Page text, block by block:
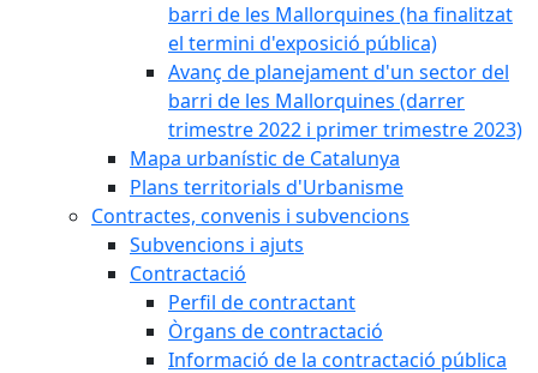
barri de les Mallorquines (ha finalitzat
el termini d'exposició pública)
Avanç de planejament d'un sector del
barri de les Mallorquines (darrer
trimestre 2022 i primer trimestre 2023)
Mapa urbanístic de Catalunya
Plans territorials d'Urbanisme
Contractes, convenis i subvencions
Subvencions i ajuts
Contractació
Perfil de contractant
Òrgans de contractació
Informació de la contractació pública